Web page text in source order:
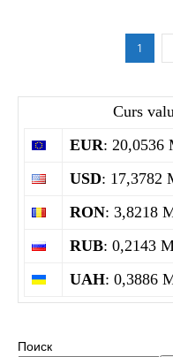
1
Curs
EUR: 20,0536
USD: 17,3782
RON: 3,8218
RUB: 0,2143
UAH: 0,3886
Поиск